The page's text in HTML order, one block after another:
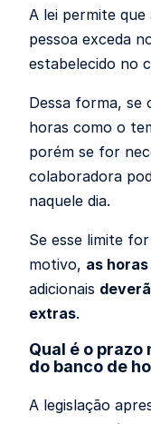
A lei permite
pessoa exceda
estabelecido no
Dessa forma,
horas como o
porém se for
colaboradora
naquele dia.
Se esse limite
motivo, as
adicionais
extras.
Qual é o
do banco de
A legislação